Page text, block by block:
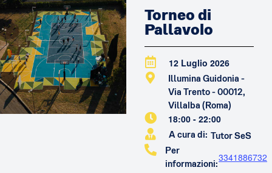
Torneo di
Pallavolo
12 Luglio 2026
Illumina Guidonia -
Via Trento - 00012,
Villalba (Roma)
18:00 -22:00
A cura di: Tutor SeS
Per
informazioni:
3341886732